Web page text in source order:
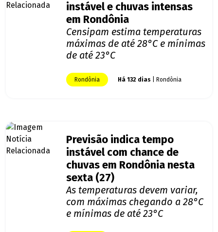
instável e chuvas intensas
em Rondônia
Censipam estima temperaturas
máximas de até 28°C e mínimas
de até 23°C
Rondônia Há 132 dias | Rondônia
Previsão indica tempo
instável com chance de
chuvas em Rondônia nesta
sexta (27)
As temperaturas devem variar,
com máximas chegando a 28°C
e mínimas de até 23°C